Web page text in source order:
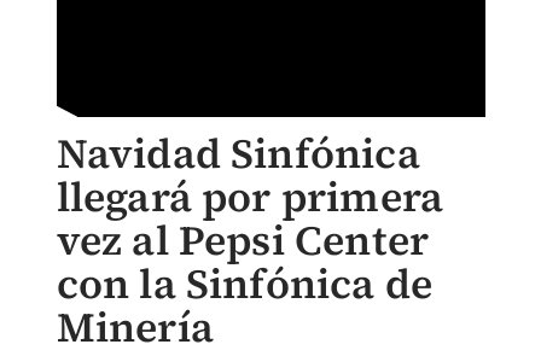
Navidad Sinfónica
llegará por primera
vez al Pepsi Center
con la Sinfónica de
Minería